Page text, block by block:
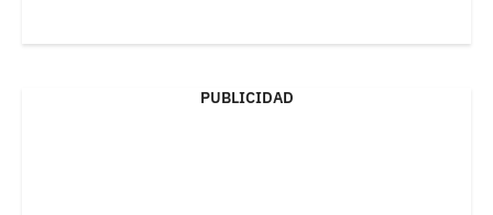
PUBLICIDAD